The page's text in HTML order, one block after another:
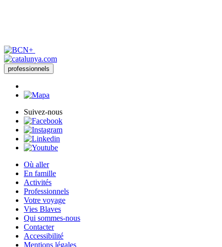
professionnels
Suivez-nous
Où aller
En famille
Activités
Professionnels
Votre voyage
Vies Blaves
Qui sommes-nous
Contacter
Accessibilité
Mentions légales